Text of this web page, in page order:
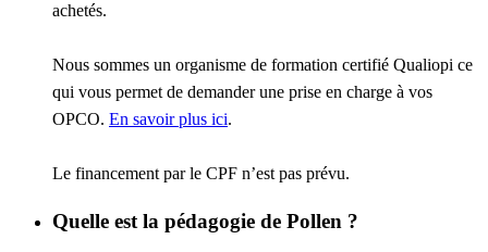
achetés.
Nous sommes un organisme de formation certifié Qualiopi ce
qui vous permet de demander une prise en charge à vos
OPCO. En savoir plus ici.
Le financement par le CPF n’est pas prévu.
Quelle est la pédagogie de Pollen ?